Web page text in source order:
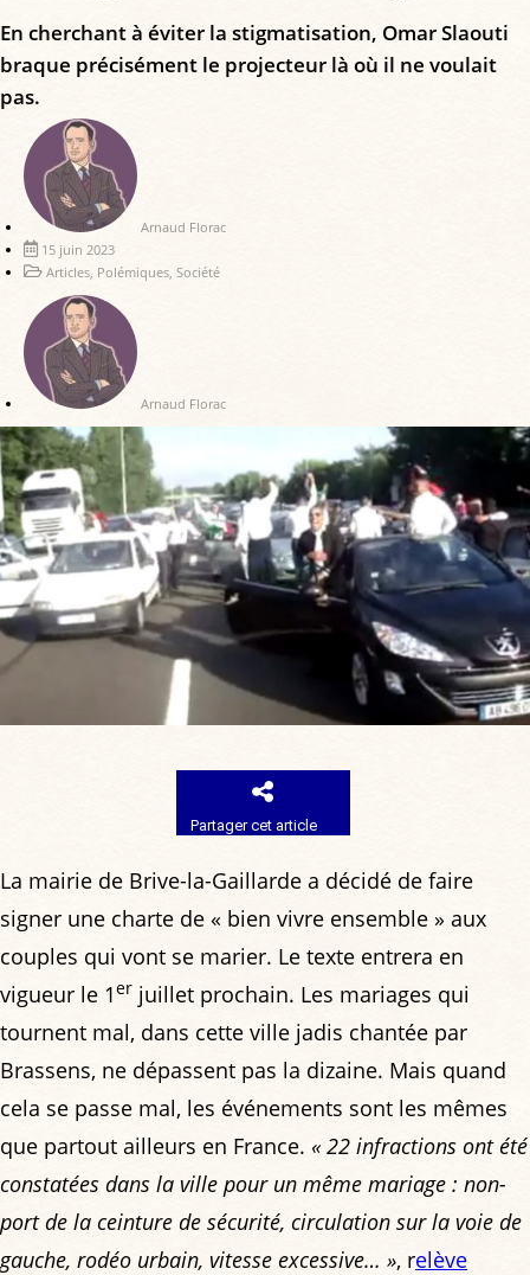
En cherchant à éviter la stigmatisation, Omar Slaouti
braque précisément le projecteur là où il ne voulait
pas.
Arnaud Florac
15 juin 2023
Articles, Polémiques, Société
Arnaud Florac
Partager cet article
La mairie de Brive-la-Gaillarde a décidé de faire
signer une charte de « bien vivre ensemble » aux
couples qui vont se marier. Le texte entrera en
vigueur le 1er juillet prochain. Les mariages qui
tournent mal, dans cette ville jadis chantée par
Brassens, ne dépassent pas la dizaine. Mais quand
cela se passe mal, les événements sont les mêmes
que partout ailleurs en France. « 22 infractions ont été
constatées dans la ville pour un même mariage : non-
port de la ceinture de sécurité, circulation sur la voie de
gauche, rodéo urbain, vitesse excessive… », relève